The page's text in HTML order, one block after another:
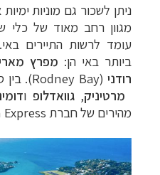
ניתן לשכור גם מוניות
מגוון רחב מאוד של כלי
עומד לרשות התיירים
ביותר באי הן: מפרץ
רודני (Rodney Bay)
.בין
מרטיניק,גוואדלופ ו
מהירים של חברת Caribbean Express.